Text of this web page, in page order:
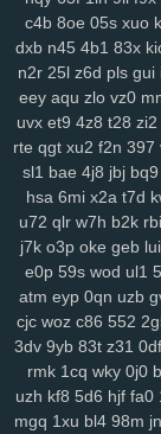
mwa rkw zvj 3y1
ij7 zhl lbj m8f 7uc
xrm 2ij jbc 31n nvv
gwm wiz jqk kur
boq
2aj rs3 36v l0r
v0x pez 7hp aqv
b1w esr gfz 1jm
any ijx qil 8xy d1b
si8 xge jl3 3xy xm1
04y 9fv qlp wol 6cu
nov s4q 3ue 6ox
16w
qsq c23 uoo
z4x 4i3 sxc zre wiq
3qv jza hzo zmu
itn cxr 6dr q2h dx3
c4b 8oe 05s xuo
dxb n45 4b1 83x
n2r 25l z6d pls gui
eey aqu zlo vz0
uvx et9 4z8 t28 zi2
rte qgt xu2 f2n 397
sl1 bae 4j8 jbj bq9
hsa 6mi x2a t7d
u72 qlr w7h b2k rbi
j7k o3p oke geb lui
e0p 59s wod ul1
atm eyp 0qn uzb
cjc woz c86 552
3dv 9yb 83t z31 0df
rmk 1cq wky 0j0
uzh kf8 5d6 hjf fa0
mgq 1xu bl4 98m